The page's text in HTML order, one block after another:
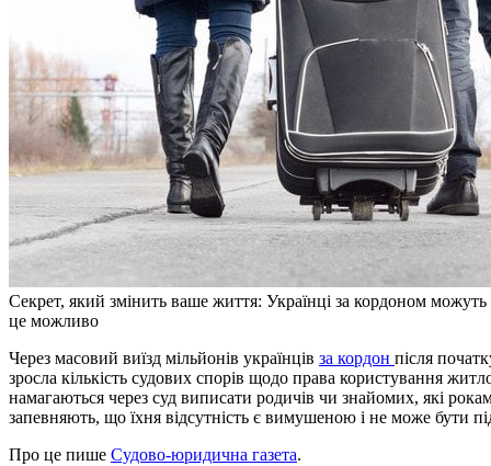
Секрет, який змінить ваше життя: Українці за кордоном
це можливо
Через масовий виїзд мільйонів українців за кордон після
зросла кількість судових спорів щодо права користування
намагаються через суд виписати родичів чи знайомих, які
запевняють, що їхня відсутність є вимушеною і не може бути
Про це пише Судово-юридична газета.